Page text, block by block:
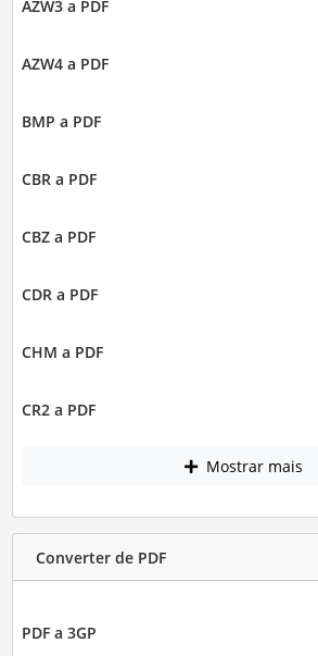
AZW3 a PDF
AZW4 a PDF
BMP a PDF
CBR a PDF
CBZ a PDF
CDR a PDF
CHM a PDF
CR2 a PDF
Mostrar mais
Converter de PDF
PDF a 3GP